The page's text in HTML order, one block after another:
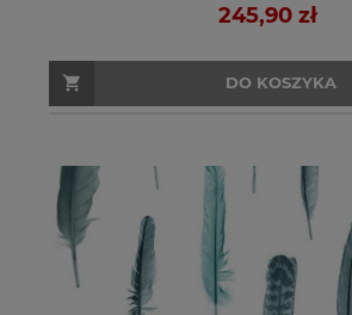
245,90 zł
DO KOSZYKA